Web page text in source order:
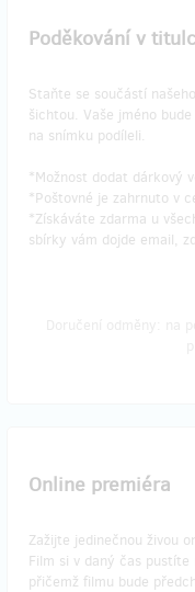
Poděkování v
Staňte se součástí
šichtou. Vaše jméno
na snímku podíleli.
*Možnost dodat dárkový
*Poštovné je zahrnuto v
*Získáváte zdarma u
sbírky vám dojde email,
Online premiéra
Zažijte jedinečnou živou
Film si v daný čas
přičemž filmu bude